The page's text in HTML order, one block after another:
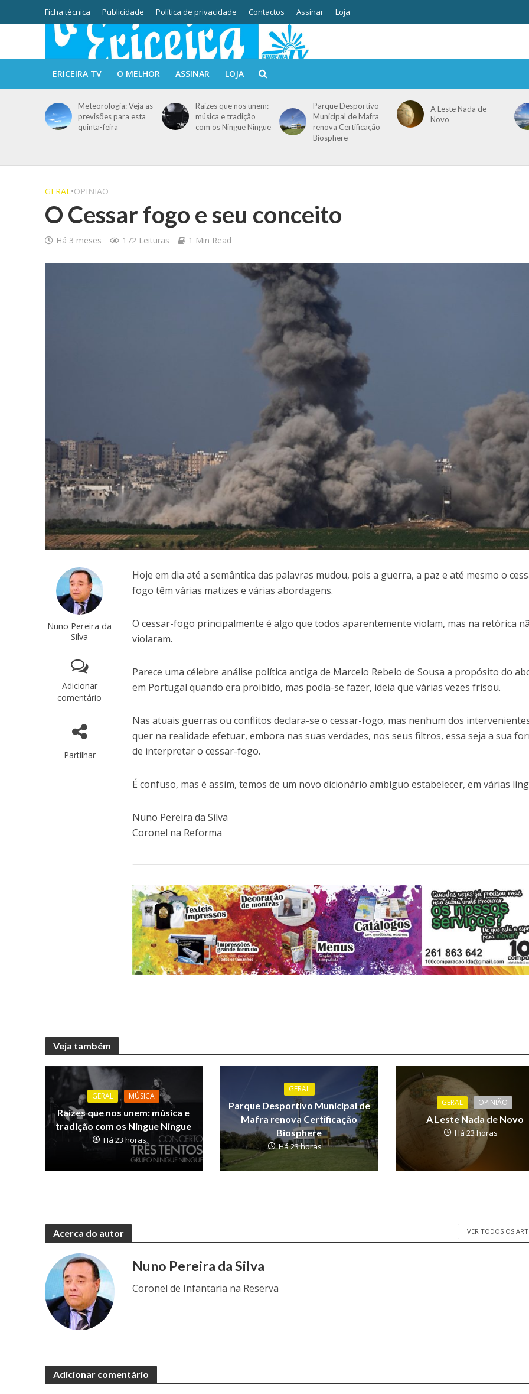
Ficha técnica Publicidade Política de privacidade Contactos Assinar Loja
ERICEIRA TV O MELHOR ASSINAR LOJA
Meteorologia: Veja as
previsões para esta
quinta-feira
Raízes que nos unem:
música e tradição
com os Ningue Ningue
Parque Desportivo
Municipal de Mafra
renova Certificação
Biosphere
A Leste Nada de
Novo
GERAL•OPINIÃO
O Cessar fogo e seu conceito
Há 3 meses 172 Leituras 1 Min Read
Nuno Pereira da
Silva
Adicionar
comentário
Partilhar
Hoje em dia até a semântica das palavras mudou, pois a guerra, a paz e até mesmo o
fogo têm várias matizes e várias abordagens.
O cessar-fogo principalmente é algo que todos aparentemente violam, mas na retórica
violaram.
Parece uma célebre análise política antiga de Marcelo Rebelo de Sousa a propósito do
em Portugal quando era proibido, mas podia-se fazer, ideia que várias vezes frisou.
Nas atuais guerras ou conflitos declara-se o cessar-fogo, mas nenhum dos
quer na realidade efetuar, embora nas suas verdades, nos seus filtros, essa seja a sua
de interpretar o cessar-fogo.
É confuso, mas é assim, temos de um novo dicionário ambíguo estabelecer, em várias
Nuno Pereira da Silva
Coronel na Reforma
Veja também
GERAL MÚSICA
Raízes que nos unem: música e
tradição com os Ningue Ningue
Há 23 horas
GERAL
Parque Desportivo Municipal de
Mafra renova Certificação
Biosphere
Há 23 horas
GERAL OPINIÃO
A Leste Nada de Novo
Há 23 horas
Acerca do autor VER TODOS OS
Nuno Pereira da Silva
Coronel de Infantaria na Reserva
Adicionar comentário